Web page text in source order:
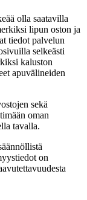
olla saatavilla
lipun oston ja
tiedot palvelun
selkeästi
kaluston
apuvälineiden
sekä
oman
tavalla.
on